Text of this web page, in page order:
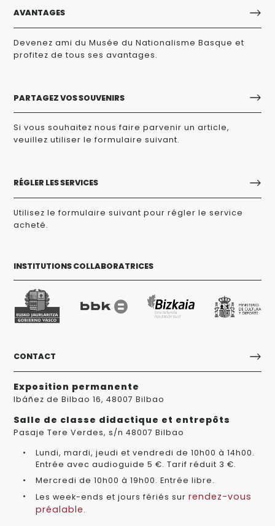
AVANTAGES
Devenez ami du Musée du Nationalisme Basque et
profitez de tous ses avantages.
PARTAGEZ VOS SOUVENIRS
Si vous souhaitez nous faire parvenir un article,
veuillez utiliser le formulaire suivant.
RÉGLER LES SERVICES
Utilisez le formulaire suivant pour régler le service
acheté.
INSTITUTIONS COLLABORATRICES
CONTACT
Exposition permanente
Ibáñez de Bilbao 16, 48007 Bilbao
Salle de classe didactique et entrepôts
Pasaje Tere Verdes, s/n 48007 Bilbao
Lundi, mardi, jeudi et vendredi de 10h00 à 14h00.
Entrée avec audioguide 5 €. Tarif réduit 3 €.
Mercredi de 10h00 à 19h00. Entrée libre.
Les week-ends et jours fériés sur rendez-vous
préalable.